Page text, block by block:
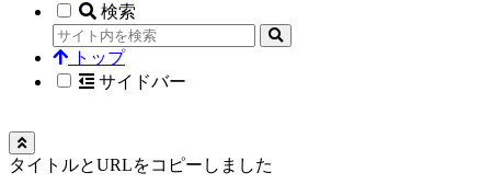
検索
トップ
サイドバー
タイトルとURLをコピーしました